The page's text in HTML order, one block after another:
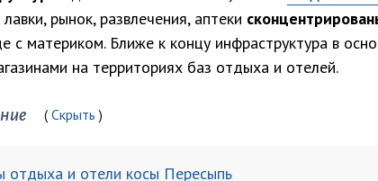
рынок, развлечения, аптеки
с материком. Ближе к концу инфраструктура в
на территориях баз отдыха и отелей.
Скрыть
отдыха и отели косы Пересыпь